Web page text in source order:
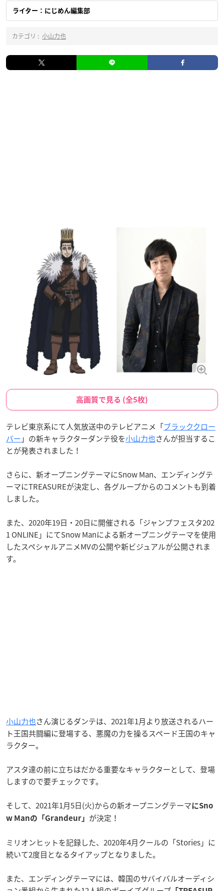
ライター：にじめん編集部
カテゴリ : 小山力也
高画質で見る (全5枚)
テレビ東京系にて人気放送中のテレビアニメ「ブラッククロー
バー 」の新キャラクターダンテ役を小山力也さんが担当するこ
とが発表されました！
さらに、新オープニングテーマにSnow Man、エンディングテ
ーマにTREASUREが決定し、各グループからのコメントも到着
しました。
また、2020年19日・20日に開催される「ジャンプフェスタ202
1 ONLINE」にてSnow Manによる新オープニングテーマを使用
したスペシャルアニメMVの公開や新ビジュアルが公開されま
す。
小山力也さん演じるダンテは、2021年1月より放送されるハー
ト王国共闘編に登場する、悪魔の力を操るスペード王国のキャ
ラクター。
アスタ達の前に立ちはだかる重要なキャラクターとして、登場
しますので要チェックです。
そして、2021年1月5日(火)からの新オープニングテーマにSno
w Manの「Grandeur」 が決定！
ミリオンヒットを記録した、2020年4月クールの「Stories」に
続いて2度目となるタイアップとなりました。
また、エンディングテーマには、韓国のサバイバルオーディシ